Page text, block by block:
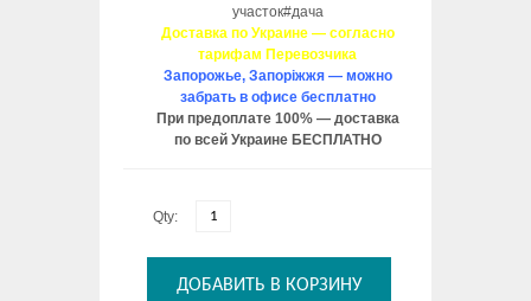
участок#дача
Доставка по Украине — согласно
тарифам Перевозчика
Запорожье, Запоріжжя — можно
забрать в офисе бесплатно
При предоплате 100% — доставка
по всей Украине БЕСПЛАТНО
Qty:
ДОБАВИТЬ В КОРЗИНУ